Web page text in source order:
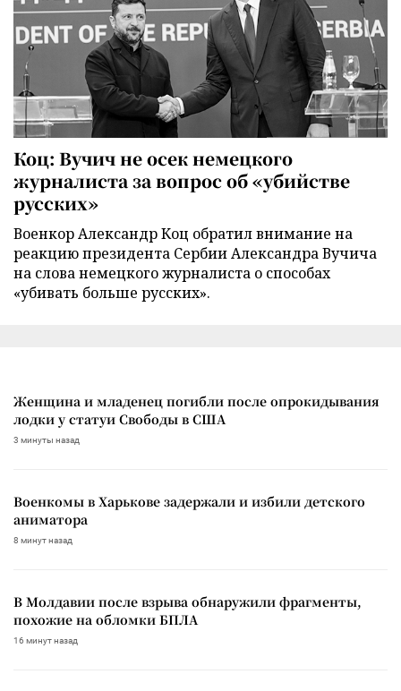
Коц: Вучич не осек немецкого
журналиста за вопрос об «убийстве
русских»
Военкор Александр Коц обратил внимание на
реакцию президента Сербии Александра Вучича
на слова немецкого журналиста о способах
«убивать больше русских».
Женщина и младенец погибли после опрокидывания
лодки у статуи Свободы в США
3 минуты назад
Военкомы в Харькове задержали и избили детского
аниматора
8 минут назад
В Молдавии после взрыва обнаружили фрагменты,
похожие на обломки БПЛА
16 минут назад